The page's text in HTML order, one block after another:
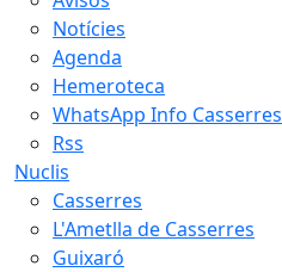
Notícies
Agenda
Hemeroteca
WhatsApp Info Casserres
Rss
Nuclis
Casserres
L'Ametlla de Casserres
Guixaró